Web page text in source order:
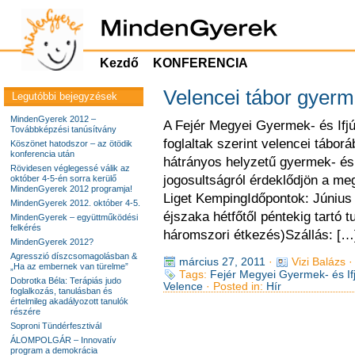
Kezdő KONFERENCIA
Velencei tábor
A Fejér Megyei Gyermek- és
foglaltak szerint velencei
hátrányos helyzetű gyermek-
jogosultságról érdeklődjön a
Liget KempingIdőpontok:
éjszaka hétfőtől péntekig tartó
háromszori étkezés)Szállás:
március 27, 2011 ·
Vizi Balázs ·
Tags: Fejér Megyei Gyermek- és
Velence· Posted in: Hír
Legutóbbi bejegyzések
MindenGyerek 2012 –
Továbbképzési tanúsítvány
Köszönet hatodszor – az ötödik
konferencia után
Rövidesen véglegessé válik az
október 4-5-én sorra kerülő
MindenGyerek 2012 programja!
MindenGyerek 2012. október 4-5.
MindenGyerek – együttműködési
felkérés
MindenGyerek 2012?
Agresszió díszcsomagolásban &
„Ha az embernek van türelme”
Dobrotka Béla: Terápiás judo
foglalkozás, tanulásban és
értelmileg akadályozott tanulók
részére
Soproni Tündérfesztivál
ÁLOMPOLGÁR – Innovatív
program a demokrácia